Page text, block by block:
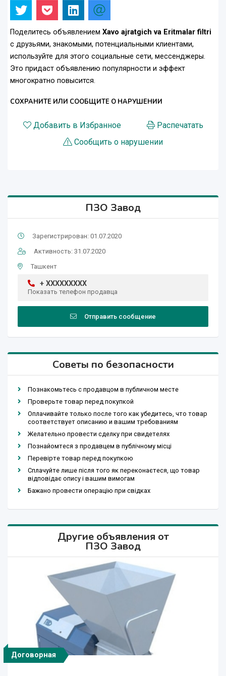
Поделитесь объявлением Xavo ajratgich va Eritmalar filtri
с друзьями, знакомыми, потенциальными клиентами,
используйте для этого социальные сети, мессенджеры.
Это придаст объявлению популярности и эффект
многократно повысится.
СОХРАНИТЕ ИЛИ СООБЩИТЕ О НАРУШЕНИИ
Добавить в Избранное
Распечатать
Сообщить о нарушении
ПЗО Завод
Зарегистрирован: 01.07.2020
Активность: 31.07.2020
Ташкент
+ XXXXXXXXX
Показать телефон продавца
Отправить сообщение
Советы по безопасности
Познакомьтесь с продавцом в публичном месте
Проверьте товар перед покупкой
Оплачивайте только после того как убедитесь, что товар
соответствует описанию и вашим требованиям
Желательно провести сделку при свидетелях
Познайомтеся з продавцем в публічному місці
Перевірте товар перед покупкою
Сплачуйте лише після того як переконаєтеся, що товар
відповідає опису і вашим вимогам
Бажано провести операцію при свідках
Другие объявления от
ПЗО Завод
Договорная